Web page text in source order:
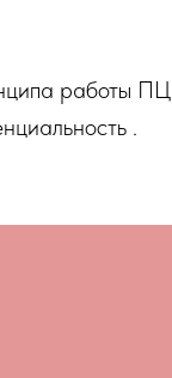
работы ПЦ
.